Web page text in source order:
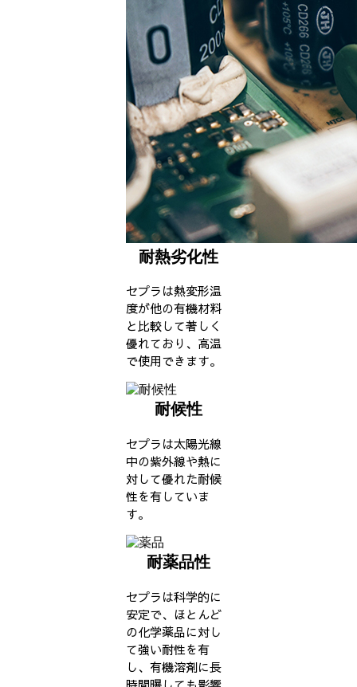
耐熱劣化性
セプラは熱変形温
度が他の有機材料
と比較して著しく
優れており、高温
で使用できます。
耐候性
セプラは太陽光線
中の紫外線や熱に
対して優れた耐候
性を有していま
す。
耐薬品性
セプラは科学的に
安定で、ほとんど
の化学薬品に対し
て強い耐性を有
し、有機溶剤に長